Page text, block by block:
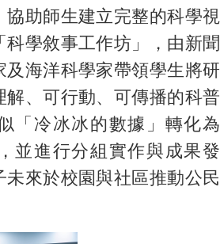
協助師生建立完整的科學視
學敘事工作坊」，由新聞
及海洋科學家帶領學生將研
解、可行動、可傳播的科普
「冷冰冰的數據」轉化為
並進行分組實作與成果發
來於校園與社區推動公民